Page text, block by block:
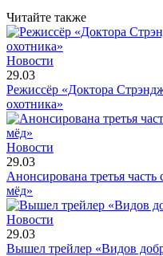
Читайте также
Новости
29.03
Режиссёр «Доктора
охотника»
Новости
29.03
Анонсирована третья
мёд»
Новости
29.03
Вышел трейлер «Видов